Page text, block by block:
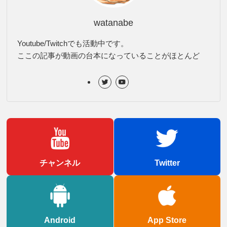
watanabe
Youtube/Twitchでも活動中です。
ここの記事が動画の台本になっていることがほとんど
チャンネル Twitter
Android App Store